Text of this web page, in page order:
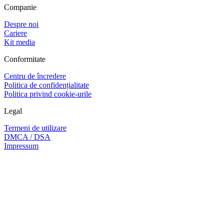
Companie
Despre noi
Cariere
Kit media
Conformitate
Centru de încredere
Politica de confidențialitate
Politica privind cookie-urile
Legal
Termeni de utilizare
DMCA / DSA
Impressum